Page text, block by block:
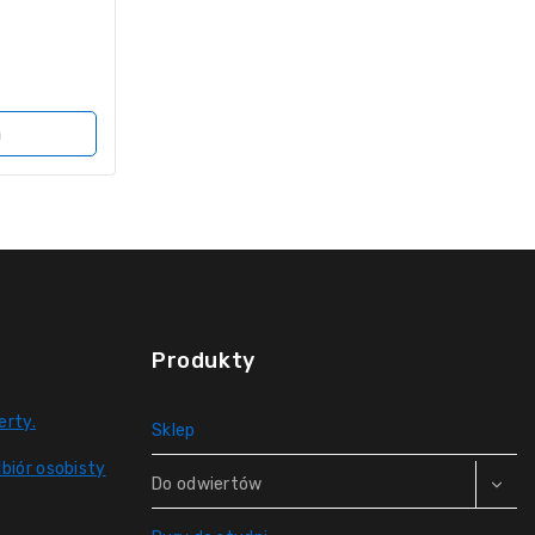
osobisty
Produkty
Sklep
Do odwiertów